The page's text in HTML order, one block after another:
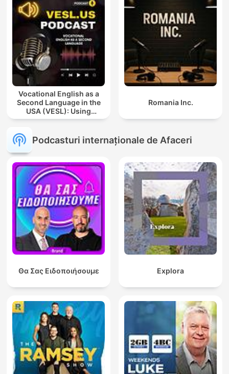
Vocational English as a
Second Language in the
USA (VESL): Using
English for Jobs and
Romania Inc.
Podcasturi internaționale de Afaceri
Θα Σας Ειδοποιήσουμε Explora